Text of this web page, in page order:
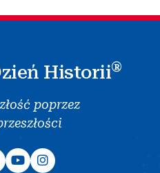
Historii®
poprzez